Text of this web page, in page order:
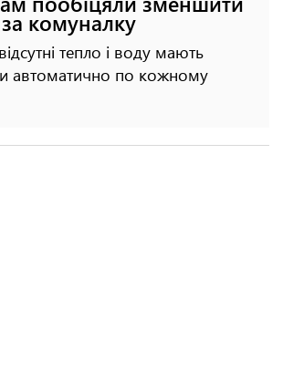
комуналку
тепло і воду мають
автоматично по кожному